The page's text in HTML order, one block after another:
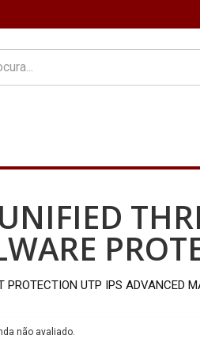
PROTECTION UTP IPS ADVANCED
não avaliado.